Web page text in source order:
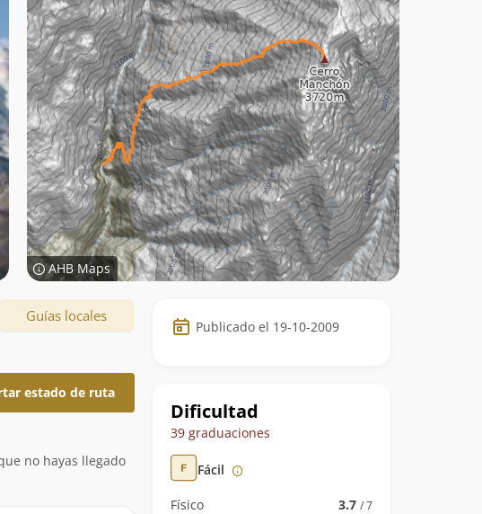
AHB Maps
Datos
de
ruta
Publicado el 19-10-2009
Dificultad
39 graduaciones
Fácil
Físico 3.7 / 7
Guías locales
estado de ruta
no hayas llegado